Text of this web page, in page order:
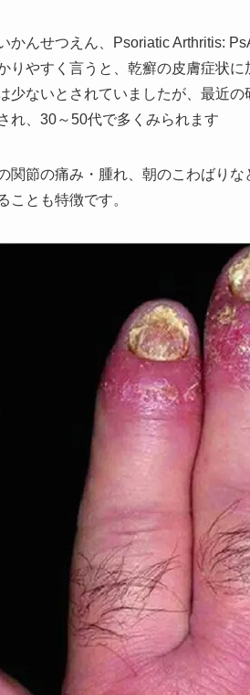
かんせつえん、Psoriatic Arthritis:
りやすく言うと、乾癬の皮膚症状
少ないとされていましたが、最近
れ、30～50代で多くみられます​
関節の痛み・腫れ、朝のこわばり
ことも特徴です。